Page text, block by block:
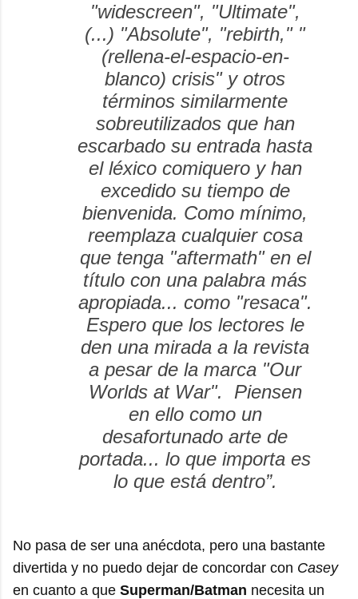
"widescreen", "Ultimate",
(...) "Absolute", "rebirth," "
(rellena-el-espacio-en-
blanco) crisis" y otros
términos similarmente
sobreutilizados que han
escarbado su entrada hasta
el léxico comiquero y han
excedido su tiempo de
bienvenida. Como mínimo,
reemplaza cualquier cosa
que tenga "aftermath" en el
título con una palabra más
apropiada... como "resaca".
Espero que los lectores le
den una mirada a la revista
a pesar de la marca "Our
Worlds at War". Piensen
en ello como un
desafortunado arte de
portada... lo que importa es
lo que está dentro”.
No pasa de ser una anécdota, pero una bastante
divertida y no puedo dejar de concordar con Casey
en cuanto a que Superman/Batman necesita un